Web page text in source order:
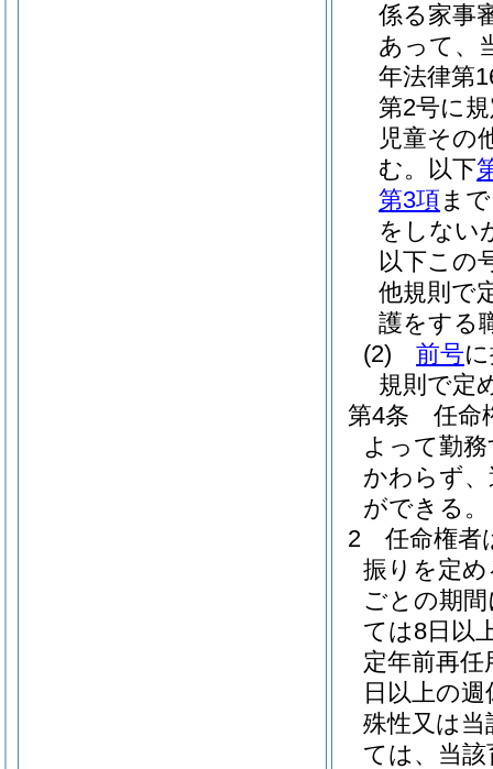
係る家事
あって、
年法律第
第2号に
児童その
む。以下
第3項 ま
をしない
以下この
他規則で
護をする
(2)
前号
規則で定
第4条
任命
よって勤
かわらず
ができる。
2
任命権者
振りを定
ごとの期
ては8日以
定年前再
日以上の週
殊性又は当
ては、当